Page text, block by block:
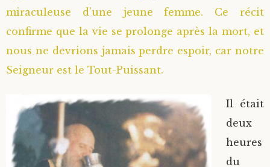
miraculeuse d’une jeune femme. Ce récit
confirme que la vie se prolonge après la mort, et
nous ne devrions jamais perdre espoir, car notre
Seigneur est le Tout-Puissant.
Il était
deux
heures
du